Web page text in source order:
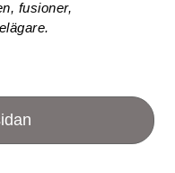
fusioner,